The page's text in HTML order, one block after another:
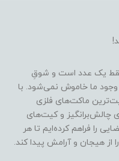
فقط یک عدد است و شوقِ
ما خاموش نمی‌شود. با
ماکت‌های فلزی
چالش‌برانگیز و کیت‌های
را فراهم کرده‌ایم تا هر
هیجان و آرامش پیدا کند.